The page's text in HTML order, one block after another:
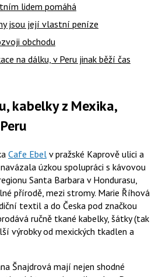
lidem pomáhá
jsou její vlastní peníze
obchodu
na dálku, v Peru jinak běží čas
kabelky z Mexika,
Cafe Ebelv pražské Kaprově ulici a
úzkou spolupráci s kávovou
Santa Barbara v Hondurasu,
přírodě, mezi stromy. Marie Říhová
textil a do Česka pod značkou
ručně tkané kabelky, šátky (tak
výrobky od mexických tkadlen a
Šnajdrová mají nejen shodné